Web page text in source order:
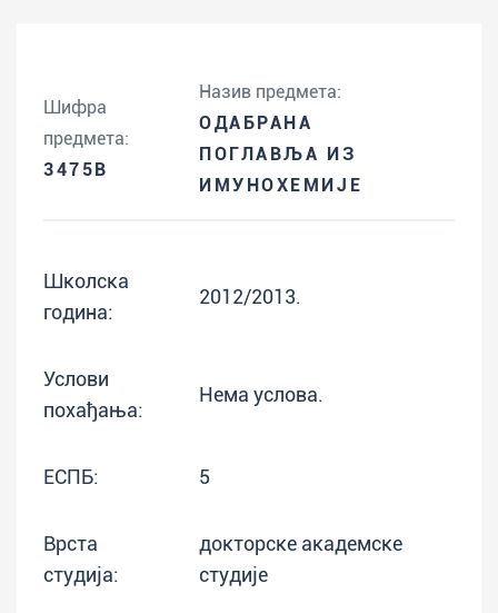
Шифра
предмета:
3475B
Назив предмета:
ОДАБРАНА
ПОГЛАВЉА ИЗ
ИМУНОХЕМИЈЕ
Школска
година:
2012/2013.
Услови
похађања:
Нема услова.
ЕСПБ: 5
Врста
студија:
докторске академске
студије